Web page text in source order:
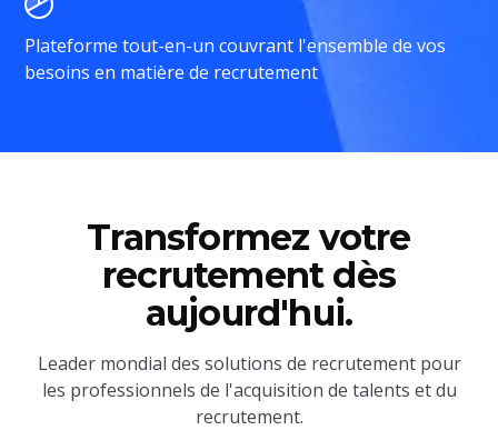
Plateforme tout-en-un couvrant l'ensemble de vos
besoins en matière de recrutement
Transformez votre
recrutement dès
aujourd'hui.
Leader mondial des solutions de recrutement pour
les professionnels de l'acquisition de talents et du
recrutement.